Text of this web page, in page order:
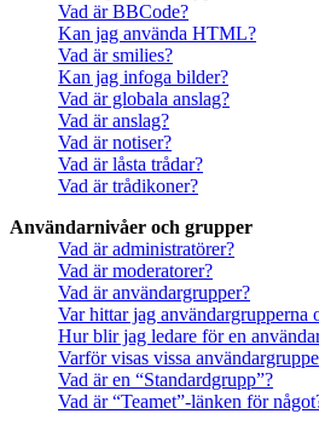
Vad är BBCode?
Kan jag använda HTML?
Vad är smilies?
Kan jag infoga bilder?
Vad är globala anslag?
Vad är anslag?
Vad är notiser?
Vad är låsta trådar?
Vad är trådikoner?
Användarnivåer och grupper
Vad är administratörer?
Vad är moderatorer?
Vad är användargrupper?
Var hittar jag användargrupperna
Hur blir jag ledare för en
Varför visas vissa
Vad är en “Standardgrupp”?
Vad är “Teamet”-länken för